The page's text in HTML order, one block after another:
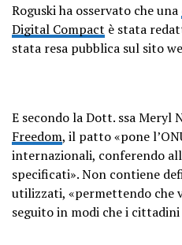
Roguski ha osservato che una
Digital Compact è stata
stata resa pubblica sul sito
E secondo la Dott. ssa Meryl
Freedom, il patto «pone
internazionali, conferendo
specificati». Non contiene
utilizzati, «permettendo che
seguito in modi che i